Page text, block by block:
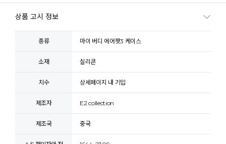
상품 고시 정보
종류 마이 버디 에어팟3 케이스
소재 실리콘
치수 상세페이지 내 기입
제조자 E2 collection
제조국 중국